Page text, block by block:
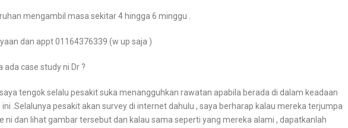
mengambil masa sekitar 4 hingga 6 minggu .
dan appt 01164376339 (w up saja )
ada case study ni Dr ?
tengok selalu pesakit suka menangguhkan rawatan apabila berada di dalam keadaan
.Selalunya pesakit akan survey di internet dahulu , saya berharap kalau mereka terjumpa
ni dan lihat gambar tersebut dan kalau sama seperti yang mereka alami , dapatkanlah